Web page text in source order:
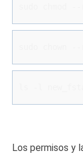
Los permisos y